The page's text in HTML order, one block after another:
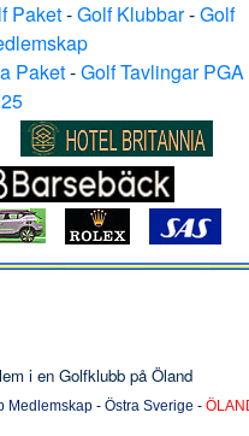
Paket-Golf Klubbar-Golf
Paket-Golf Tavlingar PGA
i en Golfklubb på Öland
Medlemskap - Östra Sverige -